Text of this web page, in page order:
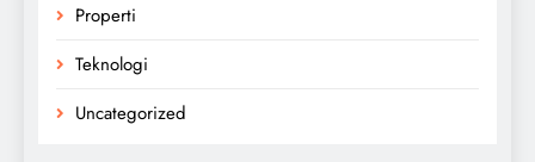
Properti
Teknologi
Uncategorized